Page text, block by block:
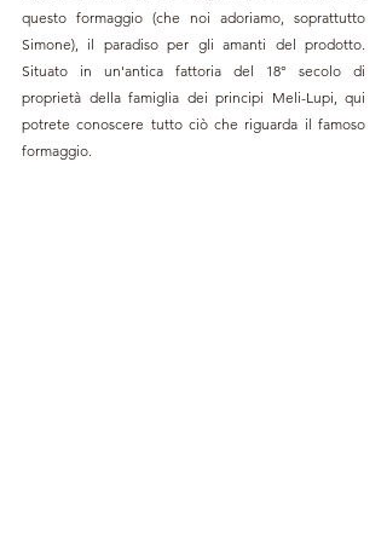
questo formaggio (che noi adoriamo, soprattutto
Simone), il paradiso per gli amanti del prodotto.
Situato in un'antica fattoria del 18° secolo di
proprietà della famiglia dei principi Meli-Lupi, qui
potrete conoscere tutto ciò che riguarda il famoso
formaggio.